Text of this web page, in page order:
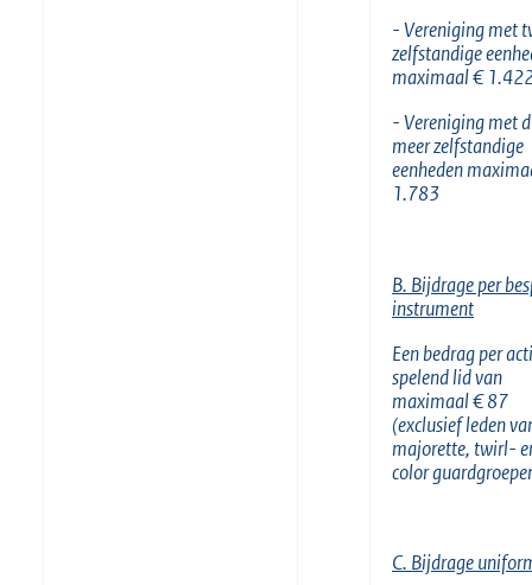
- Vereniging met
zelfstandige
maximaal €
- Vereniging met
meer zelfstandige
eenheden
1.783
B. Bijdrage per
instrument
Een bedrag per
spelend lid van
maximaal € 87
(exclusief leden
majorette, twirl-
color
C. Bijdrage